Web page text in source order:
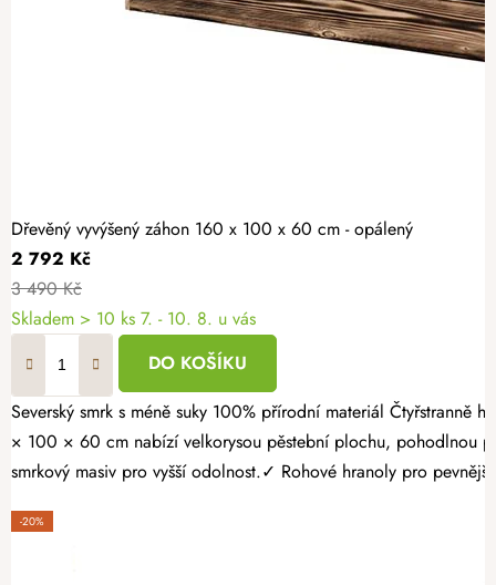
Dřevěný vyvýšený záhon 160 x 100 x 60 cm - opálený
2 792 Kč
3 490 Kč
Skladem > 10 ks 7. - 10. 8. u vás
DO KOŠÍKU
Severský smrk s méně suky 100% přírodní materiál Čtyřstranně hoblovaný masiv Proměňte svou zahradu v místo plné čerstvé zeleniny, voňavých bylinek a sladkých jahod. Opálený dřevěný vyvýšený záhon 160
× 100 × 60 cm nabízí velkorysou pěstební plochu, pohodlnou
smrkový masiv pro vyšší odolnost.✓ Rohové hranoly pro
-20%